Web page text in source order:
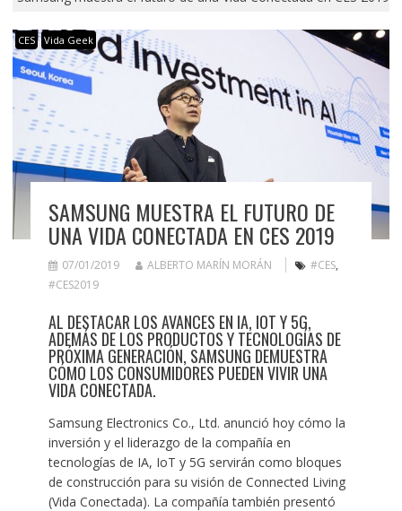
CES Vida Geek
SAMSUNG MUESTRA EL FUTURO DE
UNA VIDA CONECTADA EN CES 2019
07/01/2019 ALBERTO MARÍN MORÁN #CES,
#CES2019
AL DESTACAR LOS AVANCES EN IA, IOT Y 5G,
ADEMÁS DE LOS PRODUCTOS Y TECNOLOGÍAS DE
PRÓXIMA GENERACIÓN, SAMSUNG DEMUESTRA
CÓMO LOS CONSUMIDORES PUEDEN VIVIR UNA
VIDA CONECTADA.
Samsung Electronics Co., Ltd. anunció hoy cómo la
inversión y el liderazgo de la compañía en
tecnologías de IA, IoT y 5G servirán como bloques
de construcción para su visión de Connected Living
(Vida Conectada). La compañía también presentó